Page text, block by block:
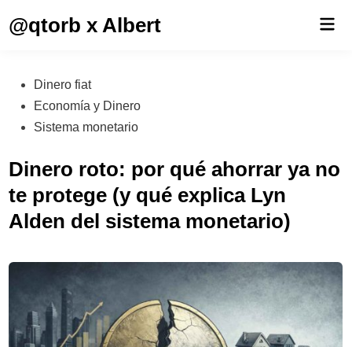
@qtorb x Albert
Publicado
en
Dinero fiat
Economía y Dinero
Sistema monetario
Dinero roto: por qué ahorrar ya no
te protege (y qué explica Lyn
Alden del sistema monetario)